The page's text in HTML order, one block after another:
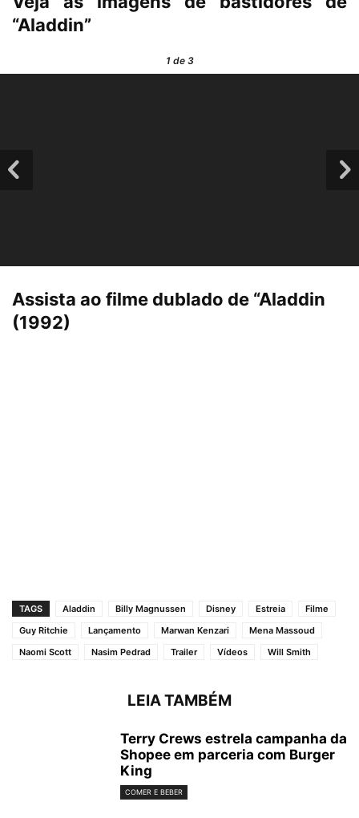
“Aladdin”
1de 3
Assista ao filme dublado de “Aladdin
(1992)
TAGS Aladdin Billy Magnussen Disney Estreia
Filme
Guy Ritchie
Lançamento Marwan Kenzari
Mena Massoud
Naomi Scott
Nasim Pedrad Trailer Vídeos Will Smith
LEIA TAMBÉM
Terry Crews estrela campanha da
Shopee em parceria com Burger
King
COMER E BEBER